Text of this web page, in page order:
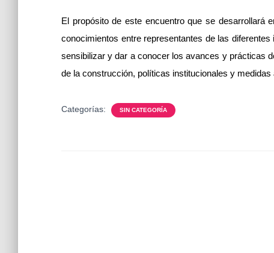
El propósito de este encuentro que se desarrollará
conocimientos entre representantes de las
sensibilizar y dar a conocer los avances y prácticas
de la construcción, políticas institucionales y
Categorías: SIN CATEGORÍA